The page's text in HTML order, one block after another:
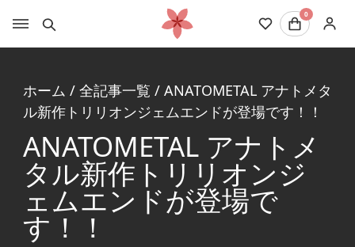
0
ホーム / 全記事一覧 / ANATOMETAL アナトメタ
ル新作トリリオンジェムエンドが登場です！！
ANATOMETAL アナトメ
タル新作トリリオンジ
ェムエンドが登場で
す！！